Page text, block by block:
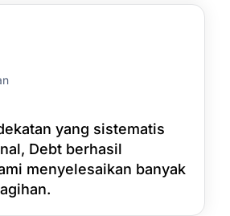
yang sistematis
Debt berhasil
menyelesaikan banyak